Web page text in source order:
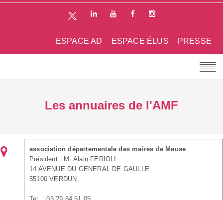
PRESSE
ESPACE ÉLUS
ESPACE AD
Les annuaires de l'AMF
association départementale des maires de Meuse
Président : M. Alain FERIOLI
14 AVENUE DU GENERAL DE GAULLE
55100 VERDUN